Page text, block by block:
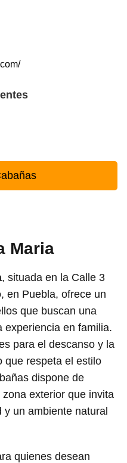
Maria
, situada en la Calle 3
en Puebla, ofrece un
que buscan una
experiencia en familia.
para el descanso y la
que respeta el estilo
dispone de
exterior que invita
y un ambiente natural
quienes desean